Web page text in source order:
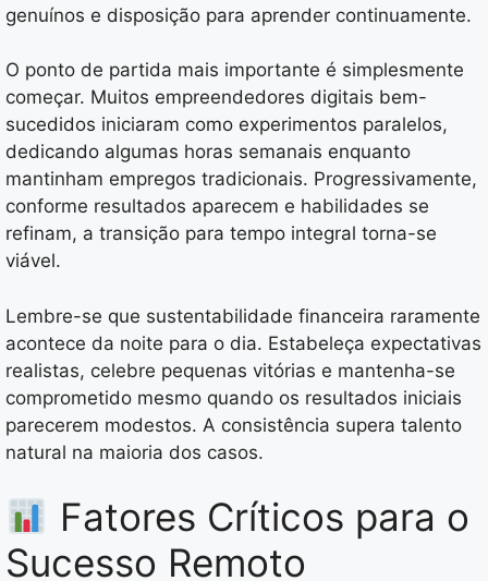
genuínos e disposição para aprender continuamente.
O ponto de partida mais importante é simplesmente
começar. Muitos empreendedores digitais bem-
sucedidos iniciaram como experimentos paralelos,
dedicando algumas horas semanais enquanto
mantinham empregos tradicionais. Progressivamente,
conforme resultados aparecem e habilidades se
refinam, a transição para tempo integral torna-se
viável.
Lembre-se que sustentabilidade financeira raramente
acontece da noite para o dia. Estabeleça expectativas
realistas, celebre pequenas vitórias e mantenha-se
comprometido mesmo quando os resultados iniciais
parecerem modestos. A consistência supera talento
natural na maioria dos casos.
Fatores Críticos para o
Sucesso Remoto